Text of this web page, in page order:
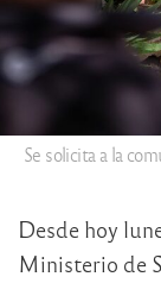
Se solicita a la
Desde hoy
Ministerio de